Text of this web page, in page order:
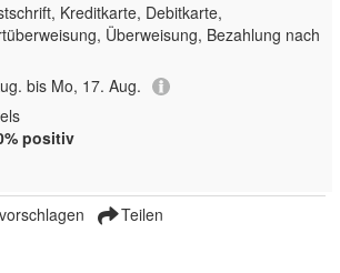
Kreditkarte, Debitkarte,
Überweisung, Bezahlung nach
bis Mo, 17. Aug.
positiv
Teilen